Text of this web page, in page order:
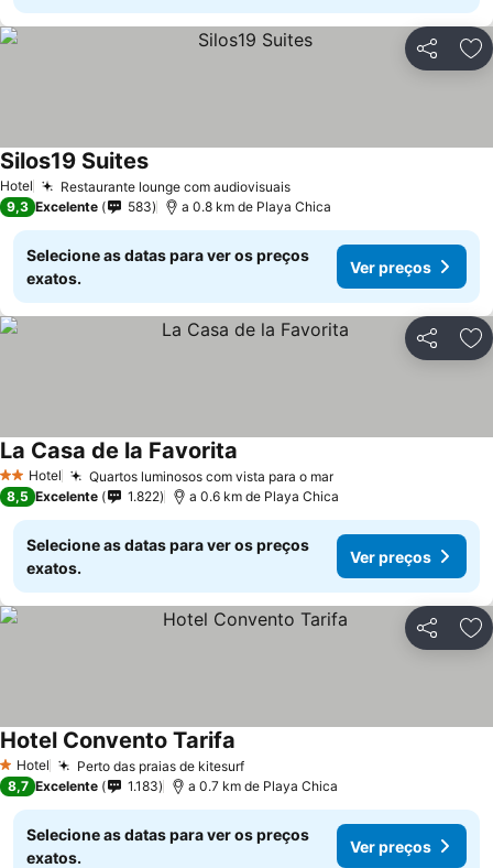
Partilhar
Hotel Restaurante lounge com audiovisuais
Silos19 Suites
9,3 Excelente 583 a 0.8 km de Playa Chica
Selecione as datas para ver os preços
exatos.
Ver preços
Partilhar
2 Estrelas
Hotel Quartos luminosos com vista para o mar
La Casa de la Favorita
8,5 Excelente 1.822 a 0.6 km de Playa Chica
Selecione as datas para ver os preços
exatos.
Ver preços
Partilhar
1 Estrelas
Hotel Perto das praias de kitesurf
Hotel Convento Tarifa
8,7 Excelente 1.183 a 0.7 km de Playa Chica
Selecione as datas para ver os preços
exatos.
Ver preços